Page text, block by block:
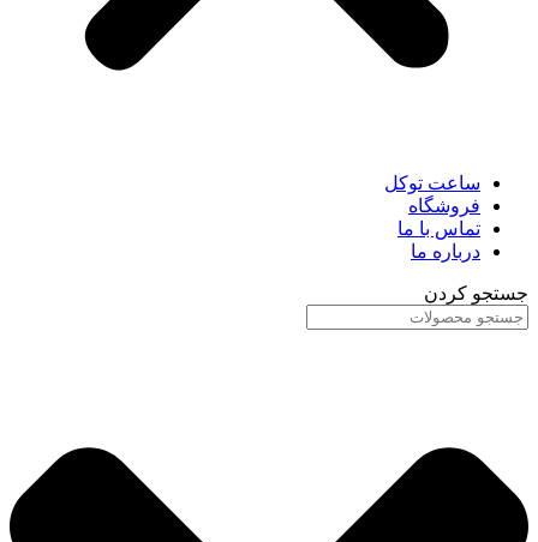
ساعت توکل
فروشگاه
تماس با ما
درباره ما
جستجو کردن